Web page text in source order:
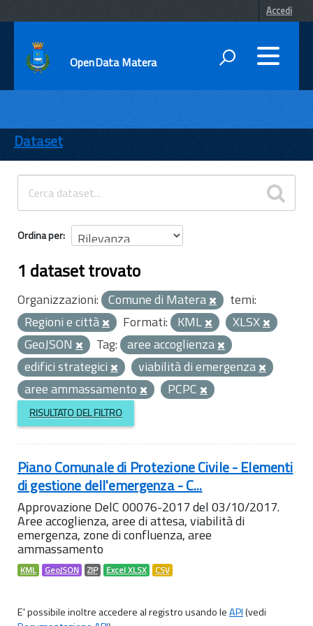
Accedi
OpenData Matera
ENTI
TEMI
INFORMAZIONI
Dataset
Ordina per
1 dataset trovato
Organizzazioni: Comune di Matera
temi:
Regioni e città
Formati: KML
XLSX
GeoJSON
Tag: aree accoglienza
edifici strategici
viabilità di emergenza
aree ammassamento
PCPC
RISULTATO DEL FILTRO
Piano Comunale di Protezione Civile - Elementi
di gestione dell'emergenza - C...
Approvazione DelC 00076-2017 del 03/10/2017.
Aree accoglienza, aree di attesa, viabilità di
emergenza, zone di confluenza, aree
ammassamento
KML GeoJSON ZIP Excel XLSX CSV
E' possibile inoltre accedere al registro usando leAPI(vedi